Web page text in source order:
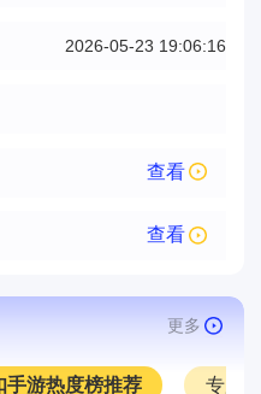
2026-05-23 19:06:16
查看
查看
更多
手游热度榜推荐 专服